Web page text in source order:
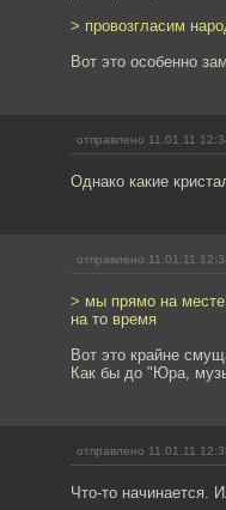
> провозгласим
Вот это особенно
отправлено 11.01.11
Однако какие
отправлено 11.01.11
> мы прямо на месте
на то время
Вот это крайне
Как бы до "Юра,
отправлено 11.01.11
Что-то начинается.